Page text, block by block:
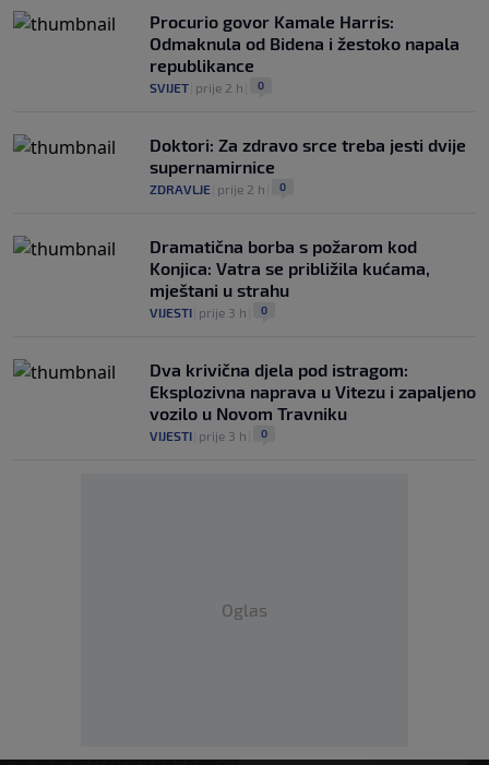
Procurio govor Kamale Harris:
Odmaknula od Bidena i žestoko napala
republikance
SVIJET prije 2 h 0
Doktori: Za zdravo srce treba jesti dvije
supernamirnice
ZDRAVLJE prije 2 h 0
Dramatična borba s požarom kod
Konjica: Vatra se približila kućama,
mještani u strahu
VIJESTI prije 3 h 0
Dva krivična djela pod istragom:
Eksplozivna naprava u Vitezu i zapaljeno
vozilo u Novom Travniku
VIJESTI prije 3 h 0
Oglas